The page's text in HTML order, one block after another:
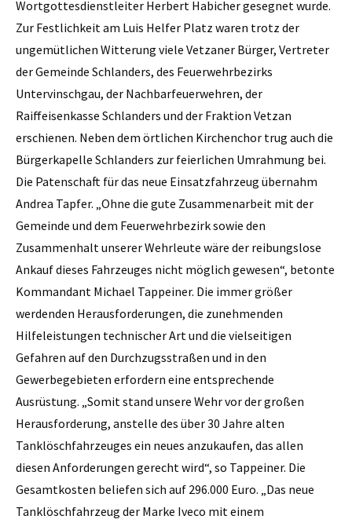
Wortgottesdienstleiter Herbert Habicher gesegnet wurde.
Zur Festlichkeit am Luis Helfer Platz waren trotz der
ungemütlichen Witterung viele Vetzaner Bürger, Vertreter
der Gemeinde Schlanders, des Feuerwehrbezirks
Untervinschgau, der Nachbarfeuerwehren, der
Raiffeisenkasse Schlanders und der Fraktion Vetzan
erschienen. Neben dem örtlichen Kirchenchor trug auch die
Bürgerkapelle Schlanders zur feierlichen Umrahmung bei.
Die Patenschaft für das neue Einsatzfahrzeug übernahm
Andrea Tapfer. „Ohne die gute Zusammenarbeit mit der
Gemeinde und dem Feuerwehrbezirk sowie den
Zusammenhalt unserer Wehrleute wäre der reibungslose
Ankauf dieses Fahrzeuges nicht möglich gewesen“, betonte
Kommandant Michael Tappeiner. Die immer größer
werdenden Herausforderungen, die zunehmenden
Hilfeleistungen technischer Art und die vielseitigen
Gefahren auf den Durchzugsstraßen und in den
Gewerbegebieten erfordern eine entsprechende
Ausrüstung. „Somit stand unsere Wehr vor der großen
Herausforderung, anstelle des über 30 Jahre alten
Tanklöschfahrzeuges ein neues anzukaufen, das allen
diesen Anforderungen gerecht wird“, so Tappeiner. Die
Gesamtkosten beliefen sich auf 296.000 Euro. „Das neue
Tanklöschfahrzeug der Marke Iveco mit einem